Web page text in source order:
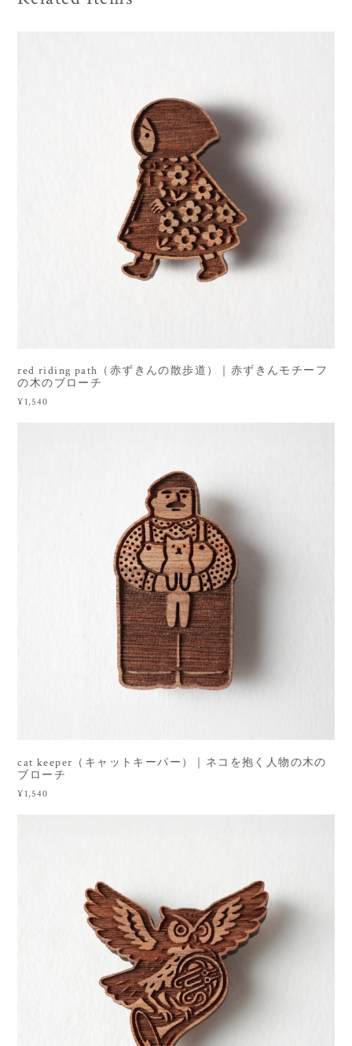
red riding path（赤ずきんの散歩道）｜赤ずきんモチーフ
の木のブローチ
¥1,540
cat keeper（キャットキーパー）｜ネコを抱く人物の木の
ブローチ
¥1,540